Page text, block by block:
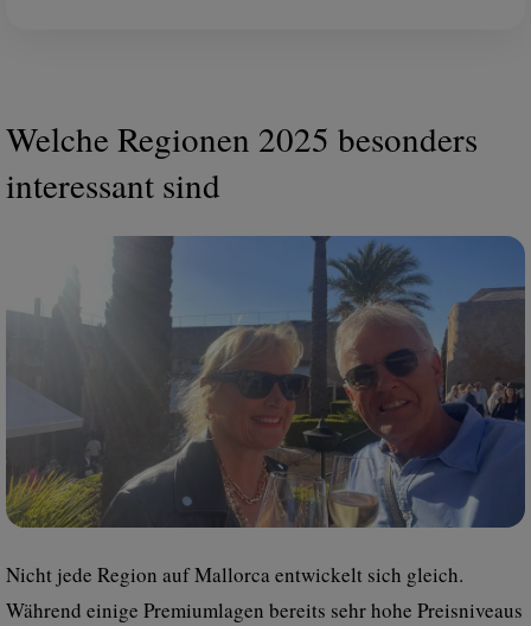
Welche Regionen 2025 besonders
interessant sind
Nicht jede Region auf Mallorca entwickelt sich gleich.
Während einige Premiumlagen bereits sehr hohe Preisniveaus